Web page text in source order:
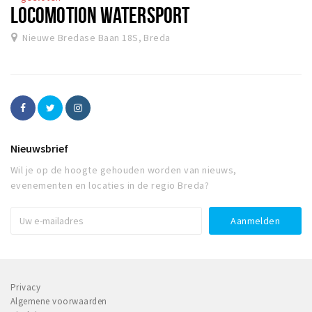
LOCOMOTION WATERSPORT
Nieuwe Bredase Baan 18S, Breda
Nieuwsbrief
Wil je op de hoogte gehouden worden van nieuws,
evenementen en locaties in de regio Breda?
Privacy
Algemene voorwaarden